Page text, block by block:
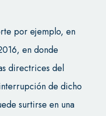
por ejemplo, en
en donde
directrices del
de dicho
surtirse en una